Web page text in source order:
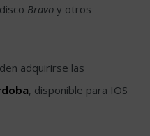
Bravo y otros
adquirirse las
, disponible para IOS